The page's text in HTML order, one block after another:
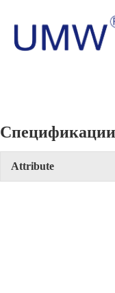
Спецификации
Attribute